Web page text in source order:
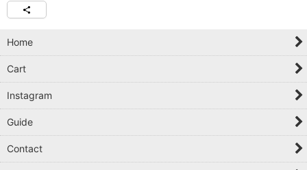
Home
Cart
Instagram
Guide
Contact